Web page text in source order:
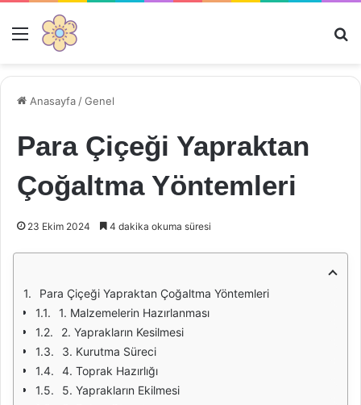
Menü
Anasayfa /Genel
Para Çiçeği Yapraktan
Çoğaltma Yöntemleri
23 Ekim 2024 4 dakika okuma süresi
Para Çiçeği Yapraktan Çoğaltma Yöntemleri
1. Malzemelerin Hazırlanması
2. Yaprakların Kesilmesi
3. Kurutma Süreci
4. Toprak Hazırlığı
5. Yaprakların Ekilmesi